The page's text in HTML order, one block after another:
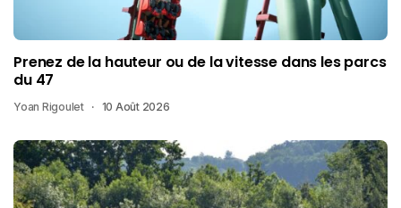
Prenez de la hauteur ou de la vitesse dans les parcs
du 47
Yoan Rigoulet 10 Août 2026